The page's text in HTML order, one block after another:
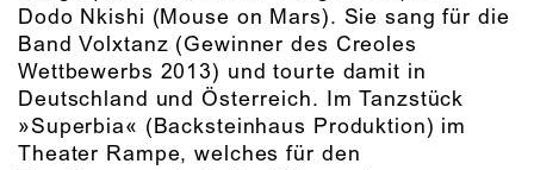
Dodo Nkishi (Mouse on Mars). Sie sang für die
Band Volxtanz (Gewinner des Creoles
Wettbewerbs 2013) und tourte damit in
Deutschland und Österreich. Im Tanzstück
»Superbia« (Backsteinhaus Produktion) im
Theater Rampe, welches für den